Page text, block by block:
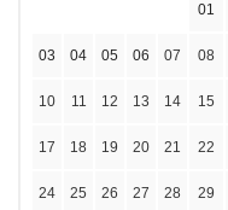
01
03 04 05 06 07 08
10 11 12 13 14 15
17 18 19 20 21 22
24 25 26 27 28 29